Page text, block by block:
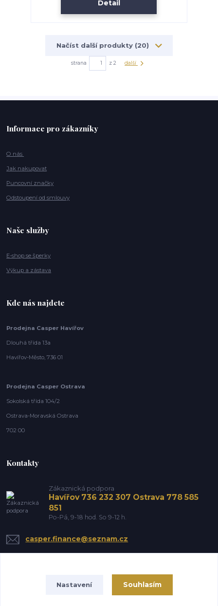
Detail
Načíst další produkty (20)
strana z 2 další
Informace pro zákazníky
O nás
Jak nakupovat
Puncovní značky
Odstoupení od smlouvy
Naše služby
E-shop se šperky
Výkup a zástava
Kde nás najdete
Prodejna Casper Havířov
Dlouhá třída 13a
Havířov-Město, 736 01
Prodejna Casper Ostrava
Sokolská třída 104/2
Ostrava-Moravská Ostrava
702 00
Kontakty
Zákaznická podpora
Havířov 736 232 307 Ostrava 778 585
851
Po-Pá, 9-18 hod. So 9-12 h.
casper.finance@seznam.cz
Nastavení Souhlasím